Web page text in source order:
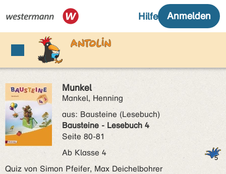
Munkel
Mankel, Henning
aus: Bausteine (Lesebuch)
Bausteine - Lesebuch 4
Seite 80-81
Ab Klasse 4
Quiz von Simon Pfeifer, Max Deichelbohrer